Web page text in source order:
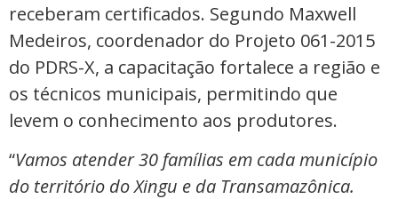
receberam certificados. Segundo Maxwell
Medeiros, coordenador do Projeto 061-2015
do PDRS-X, a capacitação fortalece a região e
os técnicos municipais, permitindo que
levem o conhecimento aos produtores.
“Vamos atender 30 famílias em cada município
do território do Xingu e da Transamazônica.